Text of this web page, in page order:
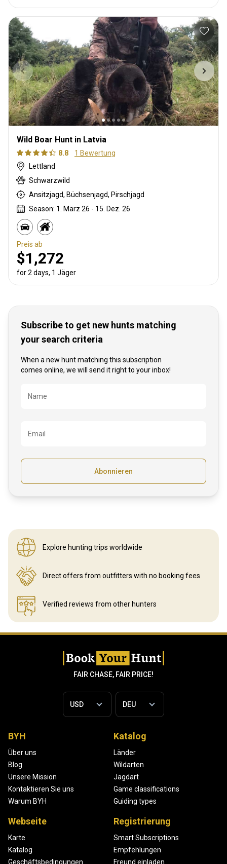
Wild Boar Hunt in Latvia
8.8
1 Bewertung
Lettland
Schwarzwild
Ansitzjagd, Büchsenjagd, Pirschjagd
Season: 1. März 26 - 15. Dez. 26
Preis ab
$1,272
for 2 days, 1 Jäger
Subscribe to get new hunts matching
your search criteria
When a new hunt matching this subscription
comes online, we will send it right to your inbox!
Bezeichnung
Name
Email
Abonnieren
Explore hunting trips worldwide
Direct offers from outfitters with no booking fees
Verified reviews from other hunters
FAIR CHASE, FAIR PRICE!
BYH
Über uns
Blog
Unsere Mission
Kontaktieren Sie uns
Warum BYH
Katalog
Länder
Wildarten
Jagdart
Game classifications
Guiding types
Webseite
Karte
Katalog
Geschäftsbedingungen
Registrierung
Smart Subscriptions
Empfehlungen
Freund einladen